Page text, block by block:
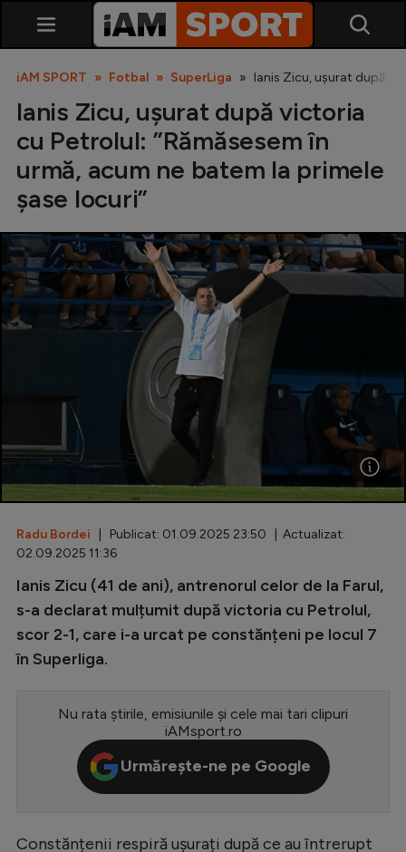
SuperLiga
Liga 2
Cupa României
Echipa Națională
U21
Fotbal feminin
Special
Diverse
Inedit
Clasamente
Champions League
CM 2026
Premier League
Serie A
iAM SPORT Fotbal SuperLiga Ianis Zicu, ușurat după
Ianis Zicu, ușurat după victoria
cu Petrolul: ”Rămăsesem în
urmă, acum ne batem la primele
șase locuri”
Radu Bordei | Publicat: 01.09.2025 23:50 | Actualizat:
02.09.2025 11:36
Ianis Zicu (41 de ani), antrenorul celor de la Farul,
s-a declarat mulțumit după victoria cu Petrolul,
scor 2-1, care i-a urcat pe constănțeni pe locul 7
în Superliga.
Nu rata știrile, emisiunile și cele mai tari clipuri
iAMsport.ro
Urmărește-ne pe Google
Constănțenii respiră ușurați după ce au întrerupt